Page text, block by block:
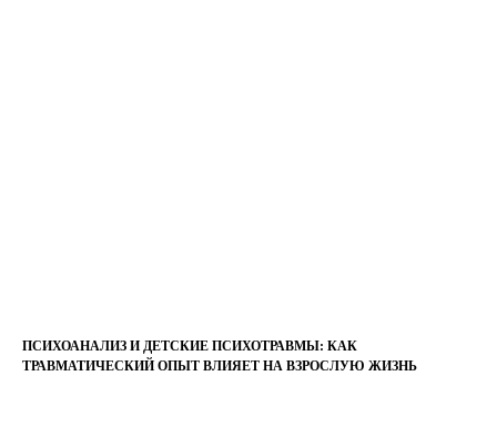
ПСИХОАНАЛИЗ И ДЕТСКИЕ ПСИХОТРАВМЫ: КАК
ТРАВМАТИЧЕСКИЙ ОПЫТ ВЛИЯЕТ НА ВЗРОСЛУЮ ЖИЗНЬ